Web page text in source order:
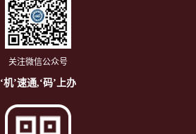
关注微信公众号
‘机’速通,‘码’上办